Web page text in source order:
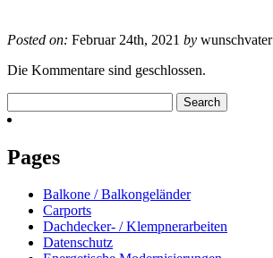
Posted on: Februar 24th, 2021 by wunschvater
Die Kommentare sind geschlossen.
for:
Pages
Balkone / Balkongeländer
Carports
Dachdecker- / Klempnerarbeiten
Datenschutz